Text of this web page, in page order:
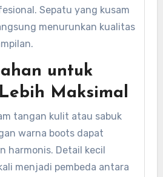
Sepatu yang kusam
menurunkan kualitas
untuk
Maksimal
tangan kulit atau sabuk
warna boots dapat
harmonis. Detail kecil
menjadi pembeda antara